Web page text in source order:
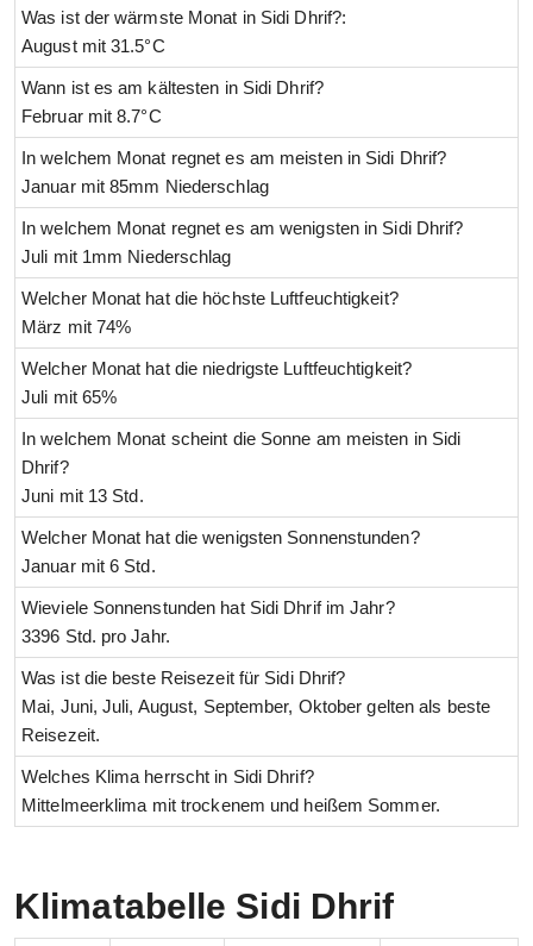
Was ist der wärmste Monat in Sidi Dhrif?:
August mit 31.5°C
Wann ist es am kältesten in Sidi Dhrif?
Februar mit 8.7°C
In welchem Monat regnet es am meisten in Sidi Dhrif?
Januar mit 85mm Niederschlag
In welchem Monat regnet es am wenigsten in Sidi Dhrif?
Juli mit 1mm Niederschlag
Welcher Monat hat die höchste Luftfeuchtigkeit?
März mit 74%
Welcher Monat hat die niedrigste Luftfeuchtigkeit?
Juli mit 65%
In welchem Monat scheint die Sonne am meisten in Sidi
Dhrif?
Juni mit 13 Std.
Welcher Monat hat die wenigsten Sonnenstunden?
Januar mit 6 Std.
Wieviele Sonnenstunden hat Sidi Dhrif im Jahr?
3396 Std. pro Jahr.
Was ist die beste Reisezeit für Sidi Dhrif?
Mai, Juni, Juli, August, September, Oktober gelten als beste
Reisezeit.
Welches Klima herrscht in Sidi Dhrif?
Mittelmeerklima mit trockenem und heißem Sommer.
Klimatabelle Sidi Dhrif